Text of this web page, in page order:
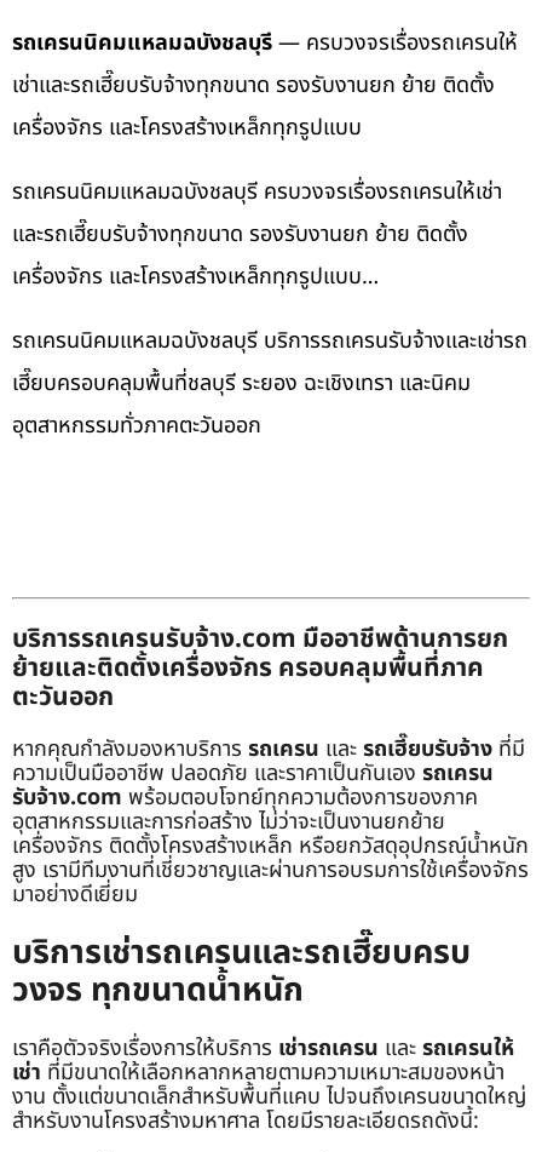
รถเครนนิคมแหลมฉบังชลบุรี— ครบวงจรเรื่องรถเครนให้
เช่าและรถเฮี๊ยบรับจ้างทุกขนาด รองรับงานยก ย้าย ติดตั้ง
เครื่องจักร และโครงสร้างเหล็กทุกรูปแบบ
รถเครนนิคมแหลมฉบังชลบุรี ครบวงจรเรื่องรถเครนให้เช่า
และรถเฮี๊ยบรับจ้างทุกขนาด รองรับงานยก ย้าย ติดตั้ง
เครื่องจักร และโครงสร้างเหล็กทุกรูปแบบ…
รถเครนนิคมแหลมฉบังชลบุรี บริการรถเครนรับจ้างและเช่ารถ
เฮี๊ยบครอบคลุมพื้นที่ชลบุรี ระยอง ฉะเชิงเทรา และนิคม
อุตสาหกรรมทั่วภาคตะวันออก
บริการรถเครนรับจ้าง.com มืออาชีพด้านการยก
ย้ายและติดตั้งเครื่องจักร ครอบคลุมพื้นที่ภาค
ตะวันออก
หากคุณกำลังมองหาบริการ รถเครน และรถเฮี๊ยบรับจ้าง ที่มี
ความเป็นมืออาชีพ ปลอดภัย และราคาเป็นกันเอง รถเครน
รับจ้าง.com พร้อมตอบโจทย์ทุกความต้องการของภาค
อุตสาหกรรมและการก่อสร้าง ไม่ว่าจะเป็นงานยกย้าย
เครื่องจักร ติดตั้งโครงสร้างเหล็ก หรือยกวัสดุอุปกรณ์น้ำหนัก
สูง เรามีทีมงานที่เชี่ยวชาญและผ่านการอบรมการใช้เครื่องจักร
มาอย่างดีเยี่ยม
บริการเช่ารถเครนและรถเฮี๊ยบครบ
วงจร ทุกขนาดน้ำหนัก
เราคือตัวจริงเรื่องการให้บริการ เช่ารถเครน และรถเครนให้
เช่า ที่มีขนาดให้เลือกหลากหลายตามความเหมาะสมของหน้า
งาน ตั้งแต่ขนาดเล็กสำหรับพื้นที่แคบ ไปจนถึงเครนขนาดใหญ่
สำหรับงานโครงสร้างมหาศาล โดยมีรายละเอียดรถดังนี้: